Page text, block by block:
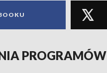
PROGRAMÓW